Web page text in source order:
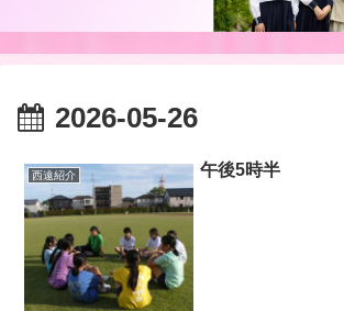
2026-05-26
西遠紹介 午後5時半